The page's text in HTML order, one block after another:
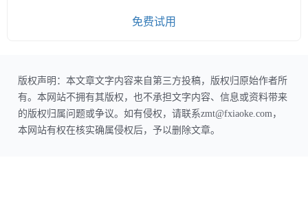
免费试用
版权声明：本文章文字内容来自第三方投稿，版权归原始作者所
有。本网站不拥有其版权，也不承担文字内容、信息或资料带来
的版权归属问题或争议。如有侵权，请联系zmt@fxiaoke.com，
本网站有权在核实确属侵权后，予以删除文章。